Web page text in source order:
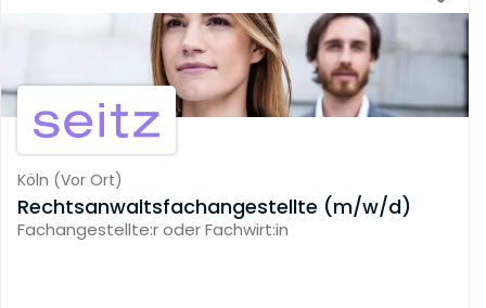
Köln (Vor Ort)
Rechtsanwaltsfachangestellte (m/w/d)
Fachangestellte:r oder Fachwirt:in